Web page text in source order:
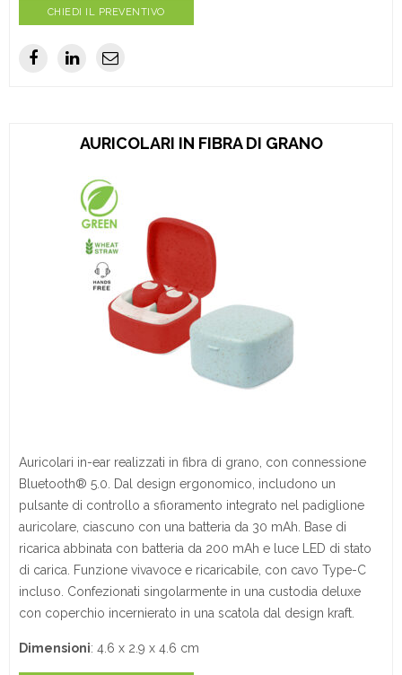
CHIEDI IL PREVENTIVO
AURICOLARI IN FIBRA DI GRANO
Auricolari in-ear realizzati in fibra di grano, con connessione
Bluetooth® 5.0. Dal design ergonomico, includono un
pulsante di controllo a sfioramento integrato nel padiglione
auricolare, ciascuno con una batteria da 30 mAh. Base di
ricarica abbinata con batteria da 200 mAh e luce LED di stato
di carica. Funzione vivavoce e ricaricabile, con cavo Type-C
incluso. Confezionati singolarmente in una custodia deluxe
con coperchio incernierato in una scatola dal design kraft.
Dimensioni: 4.6 x 2.9 x 4.6 cm